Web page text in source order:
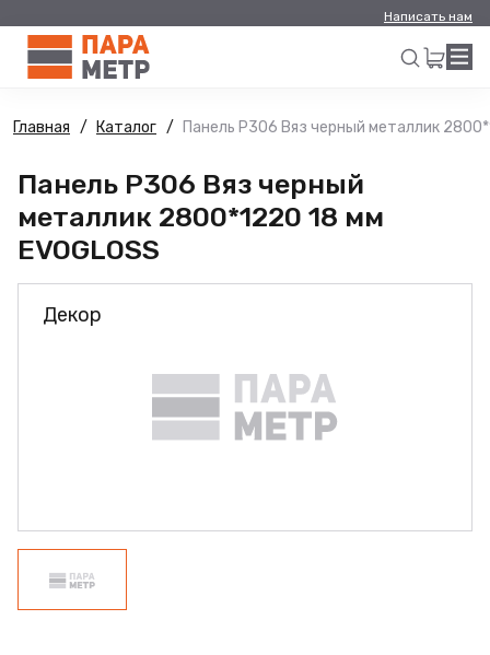
Написать нам
Искать
Главная Каталог Панель Р306 Вяз черный металлик
Панель Р306 Вяз черный
металлик 2800*1220 18 мм
EVOGLOSS
Декор